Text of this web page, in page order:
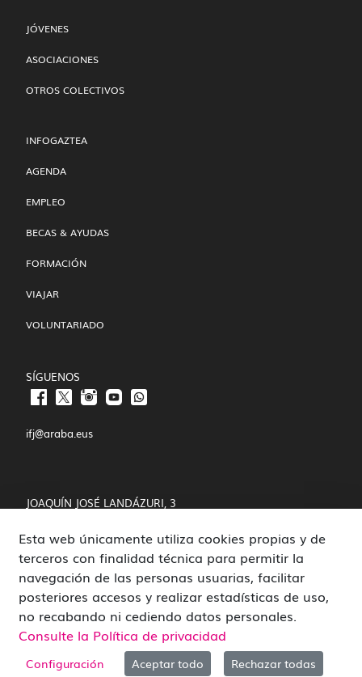
JÓVENES
ASOCIACIONES
OTROS COLECTIVOS
INFOGAZTEA
AGENDA
EMPLEO
BECAS & AYUDAS
FORMACIÓN
VIAJAR
VOLUNTARIADO
SÍGUENOS
ifj@araba.eus
JOAQUÍN JOSÉ LANDÁZURI, 3
01008 VITORIA-GASTEIZ
POLÍTICA DE COOKIES Y PRIVACIDAD
Esta web únicamente utiliza cookies propias y de
terceros con finalidad técnica para permitir la
navegación de las personas usuarias, facilitar
posteriores accesos y realizar estadísticas de uso,
no recabando ni cediendo datos personales.
Consulte la Política de privacidad
Configuración Aceptar todo Rechazar todas